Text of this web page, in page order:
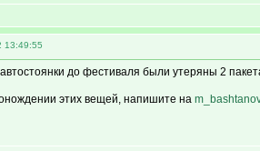
13:49:55
до фестиваля были утеряны 2
этих вещей, напишите на